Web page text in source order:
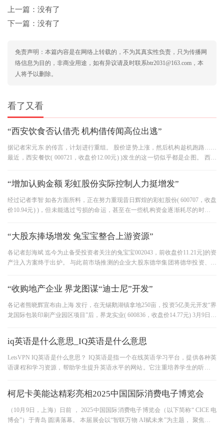
上一篇：没有了
下一篇：没有了
免责声明：本篇内容是在网络上转载的，不为其真实性负责，只为传播网
络信息为目的，非商业用途，如有异议请及时联系btr2031@163.com，本
人将予以删除。
看了又看
“西安饮食否认借壳 机构借传闻高位出逃”
据记者宋元东 的传言，计划进行重组。 股价逆势上涨，然后机构趁机跑路……
最近，西安餐饮( 000721，收盘价12.00元) )发生的这一切似乎都是企图。 西安
“增加认购金额 彩虹股份实际控制人力挺增发”
经过记者李智 如各方面所料，正在努力重现昔日辉煌的彩虹股份( 600707，收盘
价10.94元) )，但未能逃过亏损的命运，甚至在一些机构资金逐渐耗尽的时候，
“大股东捧场增发 兔宝宝整合上游资源”
各记者彭海斌 迄今为止备受投资者关注的兔宝宝002043，前收盘价11.21元]的资
产注入方案终于出炉。 与此前市场推测的企业大股东德华集团将德华投资、德
“收购地产企业 界龙图谋“迪士尼”开发”
各记者熊晓辉宣布由上海 发行，在无锡鹅湖镇拿地250亩，投资5亿美元开发“界
龙国际包装印刷产业园区项目”后，界龙实业( 600836，收盘价14.77元) 3月9日，
iq英语是什么意思_IQ英语是什么意思
LetsVPN IQ英语是什么意思？ IQ英语是指一个在线英语学习平台，提供各种英
语课程和学习资源，帮助学生提升英语水平的网站。它注重培养学生的听说读
柯尼卡美能达精彩亮相2025中国国际消费电子博览会
（10月9日，上海）日前 ， 2025中国国际消费电子博览会（以下简称“ CICE 电
博会”）于青岛 圆满落幕。 本届展会以“智联万物 AI赋未来”为主题， 聚焦全球